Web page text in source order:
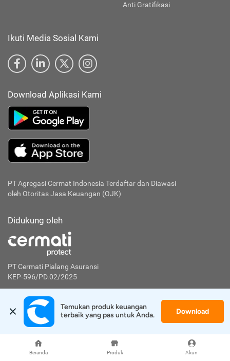
Beranda Produk Akun
Anti Gratifikasi
Ikuti Media Sosial Kami
Download Aplikasi Kami
PT Agregasi Cermat Indonesia Terdaftar dan Diawasi
oleh Otoritas Jasa Keuangan (OJK)
Didukung oleh
PT Cermati Pialang Asuransi
KEP-596/PD.02/2025
PT Artha Investa Teknologi
KEP-7/PM.21/2021
Temukan produk keuangan
terbaik yang pas untuk Anda.
Download